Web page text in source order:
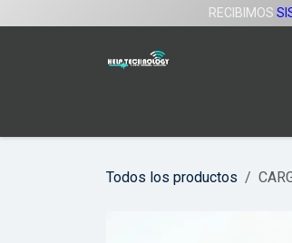
RECIBIMOS
Todos los productos